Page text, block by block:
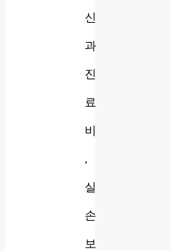
신
과
진
료
비
,
실
손
보